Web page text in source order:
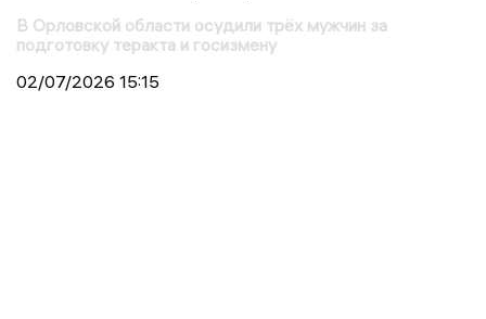
В Орловской области осудили трёх мужчин за
подготовку теракта и госизмену
02/07/2026 15:15